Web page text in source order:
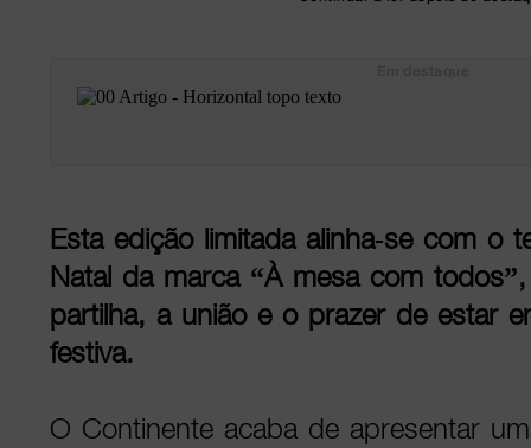
Esta edição limitada alinha-se com o
Natal da marca “À mesa com
partilha, a união e o prazer de estar
festiva.
O Continente acaba de apresentar